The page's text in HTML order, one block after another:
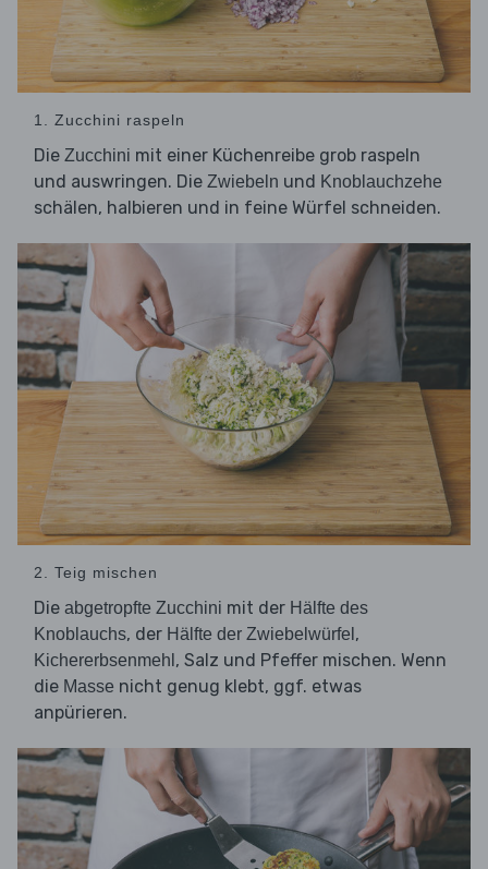
1. Zucchini raspeln
Die Zucchini mit einer Küchenreibe grob raspeln
und auswringen. Die Zwiebeln und Knoblauchzehe
schälen, halbieren und in feine Würfel schneiden.
2. Teig mischen
Die abgetropfte Zucchini mit der Hälfte des
Knoblauchs, der Hälfte der Zwiebelwürfel ,
Kichererbsenmehl , Salz und Pfeffer mischen. Wenn
die Masse nicht genug klebt, ggf. etwas
anpürieren.